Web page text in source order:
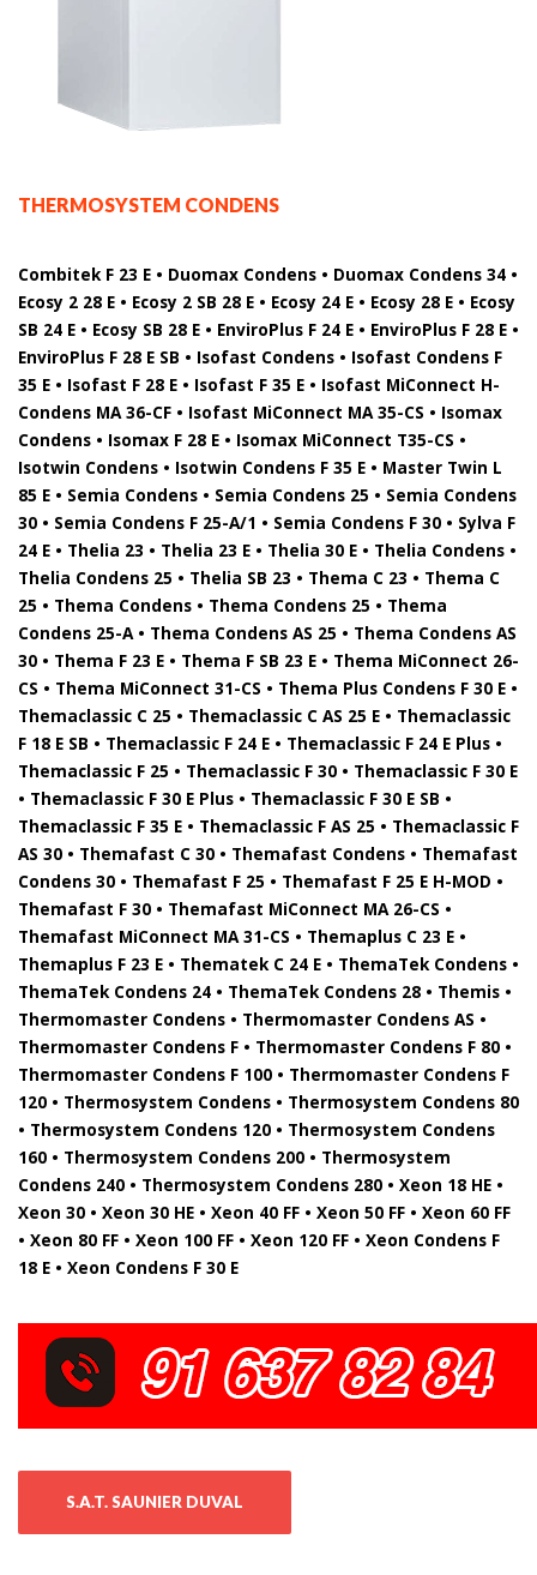
THERMOSYSTEM CONDENS
Combitek F 23 E • Duomax Condens • Duomax Condens 34 •
Ecosy 2 28 E • Ecosy 2 SB 28 E • Ecosy 24 E • Ecosy 28 E • Ecosy
SB 24 E • Ecosy SB 28 E • EnviroPlus F 24 E • EnviroPlus F 28 E •
EnviroPlus F 28 E SB • Isofast Condens • Isofast Condens F
35 E • Isofast F 28 E • Isofast F 35 E • Isofast MiConnect H-
Condens MA 36-CF • Isofast MiConnect MA 35-CS • Isomax
Condens • Isomax F 28 E • Isomax MiConnect T35-CS •
Isotwin Condens • Isotwin Condens F 35 E • Master Twin L
85 E • Semia Condens • Semia Condens 25 • Semia Condens
30 • Semia Condens F 25-A/1 • Semia Condens F 30 • Sylva F
24 E • Thelia 23 • Thelia 23 E • Thelia 30 E • Thelia Condens •
Thelia Condens 25 • Thelia SB 23 • Thema C 23 • Thema C
25 • Thema Condens • Thema Condens 25 • Thema
Condens 25-A • Thema Condens AS 25 • Thema Condens AS
30 • Thema F 23 E • Thema F SB 23 E • Thema MiConnect 26-
CS • Thema MiConnect 31-CS • Thema Plus Condens F 30 E •
Themaclassic C 25 • Themaclassic C AS 25 E • Themaclassic
F 18 E SB • Themaclassic F 24 E • Themaclassic F 24 E Plus •
Themaclassic F 25 • Themaclassic F 30 • Themaclassic F 30 E
• Themaclassic F 30 E Plus • Themaclassic F 30 E SB •
Themaclassic F 35 E • Themaclassic F AS 25 • Themaclassic F
AS 30 • Themafast C 30 • Themafast Condens • Themafast
Condens 30 • Themafast F 25 • Themafast F 25 E H-MOD •
Themafast F 30 • Themafast MiConnect MA 26-CS •
Themafast MiConnect MA 31-CS • Themaplus C 23 E •
Themaplus F 23 E • Thematek C 24 E • ThemaTek Condens •
ThemaTek Condens 24 • ThemaTek Condens 28 • Themis •
Thermomaster Condens • Thermomaster Condens AS •
Thermomaster Condens F • Thermomaster Condens F 80 •
Thermomaster Condens F 100 • Thermomaster Condens F
120 • Thermosystem Condens • Thermosystem Condens 80
• Thermosystem Condens 120 • Thermosystem Condens
160 • Thermosystem Condens 200 • Thermosystem
Condens 240 • Thermosystem Condens 280 • Xeon 18 HE •
Xeon 30 • Xeon 30 HE • Xeon 40 FF • Xeon 50 FF • Xeon 60 FF
• Xeon 80 FF • Xeon 100 FF • Xeon 120 FF • Xeon Condens F
18 E • Xeon Condens F 30 E
S.A.T. SAUNIER DUVAL